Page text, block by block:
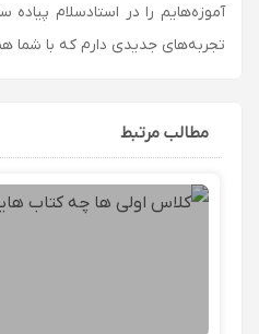
آموزه‌هایم را در استادسلام
تجربه‌های جدیدی دارم که با شما
مطالب مرتبط